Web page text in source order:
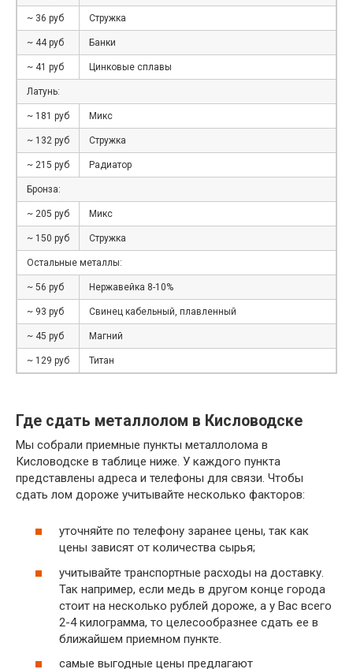
~ 36 руб Стружка
~ 44 руб Банки
~ 41 руб Цинковые сплавы
Латунь:
~ 181 руб Микс
~ 132 руб Стружка
~ 215 руб Радиатор
Бронза:
~ 205 руб Микс
~ 150 руб Стружка
Остальные металлы:
~ 56 руб Нержавейка 8-10%
~ 93 руб Свинец кабельный, плавленный
~ 45 руб Магний
~ 129 руб Титан
Где сдать металлолом в Кисловодске
Мы собрали приемные пункты металлолома в
Кисловодске в таблице ниже. У каждого пункта
представлены адреса и телефоны для связи. Чтобы
сдать лом дороже учитывайте несколько факторов:
уточняйте по телефону заранее цены, так как
цены зависят от количества сырья;
учитывайте транспортные расходы на доставку.
Так например, если медь в другом конце города
стоит на несколько рублей дороже, а у Вас всего
2-4 килограмма, то целесообразнее сдать ее в
ближайшем приемном пункте.
самые выгодные цены предлагают